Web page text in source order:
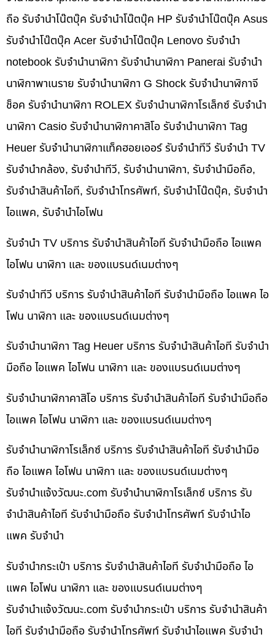
ถือ รับจำนำโน๊ตบุ๊ค รับจำนำโน๊ตบุ๊ค HP รับจำนำโน๊ตบุ๊ค Asus
รับจำนำโน๊ตบุ๊ค Acer รับจำนำโน๊ตบุ๊ค Lenovo รับจำนำ
notebook รับจำนำนาฬิกา รับจำนำนาฬิกา Panerai รับจำนำ
นาฬิกาพาเนราย รับจำนำนาฬิกา G Shock รับจำนำนาฬิกาจี
ช็อค รับจำนำนาฬิกา ROLEX รับจำนำนาฬิกาโรเล็กซ์ รับจำนำ
นาฬิกา Casio รับจำนำนาฬิกาคาสิโอ รับจำนำนาฬิกา Tag
Heuer รับจำนำนาฬิกาแท็คฮอยเออร์ รับจำนำทีวี รับจำนำ TV
รับจำนำกล้อง, รับจำนำทีวี, รับจำนำนาฬิกา, รับจำนำมือถือ,
รับจำนำสินค้าไอที, รับจำนำโทรศัพท์, รับจำนำโน๊ดบุ๊ค, รับจำนำ
ไอแพค, รับจำนำไอโฟน
รับจำนำ TV บริการ รับจำนำสินค้าไอที รับจำนำมือถือ ไอแพค
ไอโฟน นาฬิกา และ ของแบรนด์เนมต่างๆ
รับจำนำทีวี บริการ รับจำนำสินค้าไอที รับจำนำมือถือ ไอแพค ไอ
โฟน นาฬิกา และ ของแบรนด์เนมต่างๆ
รับจำนำนาฬิกา Tag Heuer บริการ รับจำนำสินค้าไอที รับจำนำ
มือถือ ไอแพค ไอโฟน นาฬิกา และ ของแบรนด์เนมต่างๆ
รับจำนำนาฬิกาคาสิโอ บริการ รับจำนำสินค้าไอที รับจำนำมือถือ
ไอแพค ไอโฟน นาฬิกา และ ของแบรนด์เนมต่างๆ
รับจำนำนาฬิกาโรเล็กซ์ บริการ รับจำนำสินค้าไอที รับจำนำมือ
ถือ ไอแพค ไอโฟน นาฬิกา และ ของแบรนด์เนมต่างๆ
รับจํานําแจ้งวัฒนะ.com รับจำนำนาฬิกาโรเล็กซ์ บริการ รับ
จำนำสินค้าไอที รับจำนำมือถือ รับจำนำโทรศัพท์ รับจำนำไอ
แพค รับจำนำ
รับจำนำกระเป๋า บริการ รับจำนำสินค้าไอที รับจำนำมือถือ ไอ
แพค ไอโฟน นาฬิกา และ ของแบรนด์เนมต่างๆ
รับจํานําแจ้งวัฒนะ.com รับจำนำกระเป๋า บริการ รับจำนำสินค้า
ไอที รับจำนำมือถือ รับจำนำโทรศัพท์ รับจำนำไอแพค รับจำนำ